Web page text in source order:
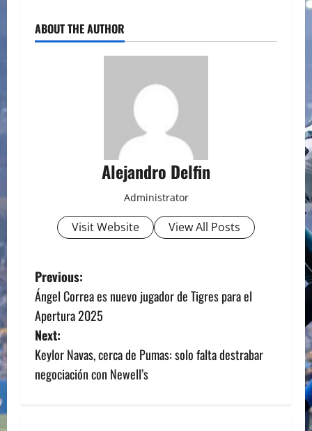
ABOUT THE AUTHOR
Alejandro Delfin
Administrator
Visit Website View All Posts
P
o
s
t
Previous:
Ángel Correa es nuevo jugador de Tigres para el
Apertura 2025
Next:
Keylor Navas, cerca de Pumas: solo falta destrabar
negociación con Newell’s